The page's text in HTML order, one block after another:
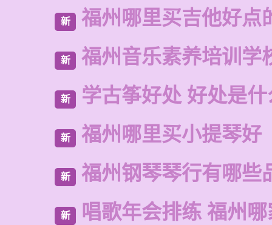
新 福州哪里买吉他好点
新 福州音乐素养培训学
新 学古筝好处 好处是什
新 福州哪里买小提琴好
新 福州钢琴琴行有哪些
新 唱歌年会排练 福州